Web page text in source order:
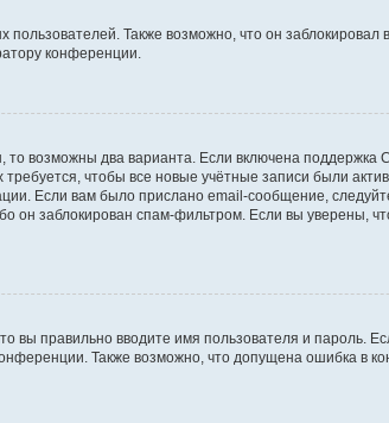
Также возможно, что он
конференции.
возможны два варианта. Если включена поддержка
чтобы все новые учётные записи были
Если вам было прислано email-сообщение,
он заблокирован спам-фильтром. Если вы уверены,
вы правильно вводите имя пользователя и пароль.
Также возможно, что допущена ошибка в